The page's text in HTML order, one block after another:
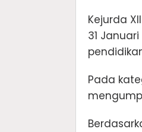
Kejurda
31
Pada